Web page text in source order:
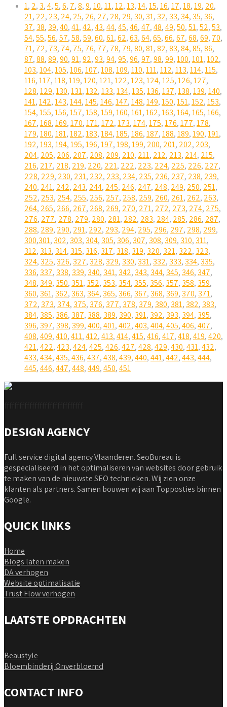
1, 2, 3,4,5,6, 7,8,9,10,11,12,13,14,15,16,17,18,19, 20,
21, 22, 23, 24, 25, 26, 27, 28, 29, 30, 31, 32, 33, 34, 35, 36,
37, 38, 39,40,41,42,43,44,45,46,47,48,49,50,51,52,53,
54,55,56,57,58,59,60,61,62,63,64,65,66,67,68,69, 70,
71, 72, 73, 74, 75, 76, 77, 78, 79,80,81,82,83,84,85,86,
87,88,89,90,91,92,93,94,95,96,97,98,99,100,101,102,
103,104,105,106,107,108,109,110,111,112,113,114,115,
116,117,118,119,120,121,122,123,124,125,126,127,
128,129,130,131,132,133,134,135,136,137,138,139,140,
141,142,143,144,145,146,147,148,149,150,151,152,153,
154,155,156,157,158,159,160,161,162,163,164,165,166,
167,168,169,170,171,172,173,174,175,176,177,178,
179,180,181,182,183,184,185,186,187,188,189,190,191,
192,193,194,195,196,197,198,199, 200, 201, 202, 203,
204, 205, 206, 207, 208, 209, 210, 211, 212, 213, 214, 215,
216, 217, 218, 219, 220, 221, 222, 223, 224, 225, 226, 227,
228, 229, 230, 231, 232, 233, 234, 235, 236, 237, 238, 239,
240, 241, 242, 243, 244, 245, 246, 247, 248, 249, 250, 251,
252, 253, 254, 255, 256, 257, 258, 259, 260, 261, 262, 263,
264, 265, 266, 267, 268, 269, 270, 271, 272, 273, 274, 275,
276, 277, 278, 279, 280, 281, 282, 283, 284, 285, 286, 287,
288, 289, 290, 291, 292, 293, 294, 295, 296, 297, 298, 299,
300,301, 302, 303, 304, 305, 306, 307, 308, 309, 310, 311,
312, 313, 314, 315, 316, 317, 318, 319, 320, 321, 322, 323,
324, 325, 326, 327, 328, 329, 330, 331, 332, 333, 334, 335,
336, 337, 338, 339, 340, 341, 342, 343, 344, 345, 346, 347,
348, 349, 350, 351, 352, 353, 354, 355, 356, 357, 358, 359,
360, 361, 362, 363, 364, 365, 366, 367, 368, 369, 370, 371,
372, 373, 374, 375, 376, 377, 378, 379, 380, 381, 382, 383,
384, 385, 386, 387, 388, 389, 390, 391, 392, 393, 394, 395,
396, 397, 398, 399,400,401,402,403,404,405,406,407,
408,409,410,411,412,413,414,415,416,417,418,419,420,
421,422,423,424,425,426,427,428,429,430,431,432,
433,434,435,436,437,438,439,440,441,442,443,444,
445,446,447,448,449,450,451
DESIGN AGENCY
Full service digital agency Vlaanderen. SeoBureau is
gespecialiseerd in het optimaliseren van websites door gebruik
te maken van de nieuwste SEO technieken. Wij zien onze
klanten als partners. Samen bouwen wij aan Topposties binnen
Google.
QUICK lINKS
Home
Blogs laten maken
DA verhogen
Website optimalisatie
Trust Flow verhogen
LAATSTE OPDRACHTEN
Beaustyle
Bloembinderij Onverbloemd
CONTACT INFO